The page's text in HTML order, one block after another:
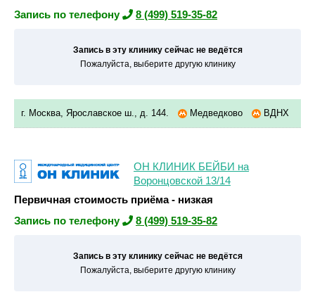
Запись по телефону
8 (499) 519-35-82
Запись в эту клинику сейчас не ведётся
Пожалуйста, выберите другую клинику
г. Москва, Ярославское ш., д. 144. Медведково ВДНХ
ОН КЛИНИК БЕЙБИ на
Воронцовской 13/14
Первичная стоимость приёма - низкая
Запись по телефону
8 (499) 519-35-82
Запись в эту клинику сейчас не ведётся
Пожалуйста, выберите другую клинику